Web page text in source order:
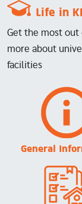
Life in
Get the most out
more about
facilities
Image
General
Image